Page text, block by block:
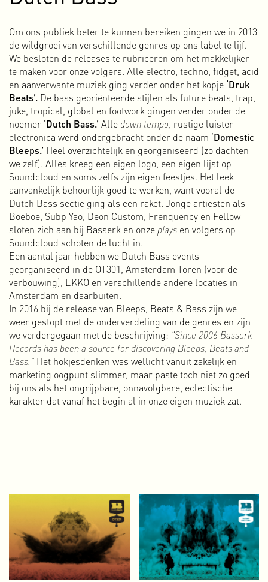
Ik weet niet meer precies sinds wanneer of waarom, maar
jonge jaren. Die fascinatie voor het gedrukte boek is
tweeledig. Aan de ene kant is er de ontwerper in mij die
houdt van het ambacht van boeken maken: het bezig zijn
met de vorm, het papier, de inkt, de bindwijze en de fysieke
ervaring die een boek met zich meebrengt. Aan de andere
kant is er het inhoudelijke stuk: het verhaal. Woorden
nemen je mee op avontuur, verschaffen inzichten, wekken
de interesse en bepalen voor een groot deel hoe anderen
over iets of iemand denken. Onze samenleving is voor een
groot gedeelte gebouwd op verhalen.
De drang om te schrijven ontstond pas op de
kunstacademie, maar de dingen die ik daar heb geschreven
hebben het daglicht nooit gezien. In mijn boekArchivo De
Pivo(2011) staan mijn eerste schrijfsels, maar die zijn
volledig ondergeschikt aan het visuele karakter van het
boek. Pas toen ik in 2015 met een aantal anderen
Amsterdam Alternative oprichtte en we met de krant aan de
slag gingen, besloot ik om echt voor publicatie te schrijven.
Ik heb intussen heel wat artikelen geschreven en doe dat
met veel plezier, maar besef tegelijkertijd dat ik nog veel
moet leren.
Meer over mijn schrijfwerk
Vrij Beton
In januari 2019 lanceerden we tijdens een publieke
discussie in het Vrijpaleis het plan om onder de vlag van
Amsterdam Alternative te strijden voor nieuwe vrije ruimte.
Permanente vrije ruimte in collectief eigendom. Het toen
nog naamloze project werd enthousiast ontvangen en kreeg
prijzen extreem hoog.
Meer over Vrij Beton
Webdocu
Na een on- en offlinecampagne om Vrij Beton bij een groot
publiek te introduceren, organiseerde ik een aantal
publieke discussies om geïnteresseerden en
Om ons publiek beter te kunnen bereiken gingen we in 2013
de wildgroei van verschillende genres op ons label te lijf.
We besloten de releases te rubriceren om het makkelijker
te maken voor onze volgers. Alle electro, techno, fidget, acid
en aanverwante muziek ging verder onder het kopje ‘Druk
Beats’. De bass georiënteerde stijlen als future beats, trap,
juke, tropical, global en footwork gingen verder onder de
noemer ‘Dutch Bass.’ Alle down tempo, rustige luister
electronica werd ondergebracht onder de naam ‘Domestic
Bleeps.’ Heel overzichtelijk en georganiseerd (zo dachten
we zelf). Alles kreeg een eigen logo, een eigen lijst op
Soundcloud en soms zelfs zijn eigen feestjes. Het leek
aanvankelijk behoorlijk goed te werken, want vooral de
Dutch Bass sectie ging als een raket. Jonge artiesten als
Boeboe, Subp Yao, Deon Custom, Frenquency en Fellow
sloten zich aan bij Basserk en onzeplays en volgers op
Soundcloud schoten de lucht in.
Een aantal jaar hebben we Dutch Bass events
georganiseerd in de OT301, Amsterdam Toren (voor de
verbouwing), EKKO en verschillende andere locaties in
Amsterdam en daarbuiten.
In 2016 bij de release van Bleeps, Beats & Bass zijn we
weer gestopt met de onderverdeling van de genres en zijn
we verdergegaan met de beschrijving: “Since 2006 Basserk
Records has been a source for discovering Bleeps, Beats and
Bass.” Het hokjesdenken was wellicht vanuit zakelijk en
marketing oogpunt slimmer, maar paste toch niet zo goed
bij ons als het ongrijpbare, onnavolgbare, eclectische
karakter dat vanaf het begin al in onze eigen muziek zat.